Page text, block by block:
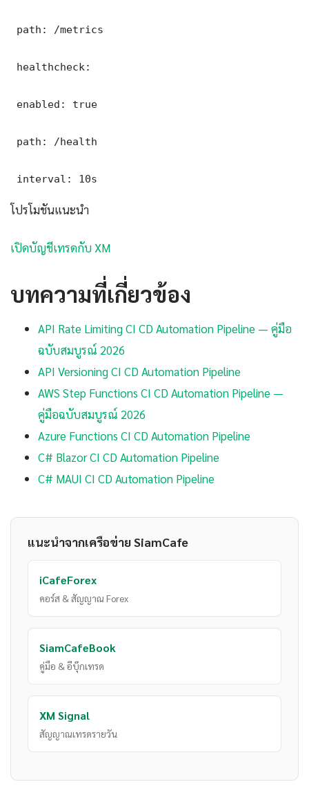
path: /metrics
healthcheck:
enabled: true
path: /health
interval: 10s
โปรโมชันแนะนำ
เปิดบัญชีเทรดกับ XM
บทความที่เกี่ยวข้อง
API Rate Limiting CI CD Automation Pipeline — คู่มือ
ฉบับสมบูรณ์ 2026
API Versioning CI CD Automation Pipeline
AWS Step Functions CI CD Automation Pipeline —
คู่มือฉบับสมบูรณ์ 2026
Azure Functions CI CD Automation Pipeline
C# Blazor CI CD Automation Pipeline
C# MAUI CI CD Automation Pipeline
แนะนำจากเครือข่าย SiamCafe
iCafeForex
คอร์ส & สัญญาณ Forex
SiamCafeBook
คู่มือ & อีบุ๊กเทรด
XM Signal
สัญญาณเทรดรายวัน